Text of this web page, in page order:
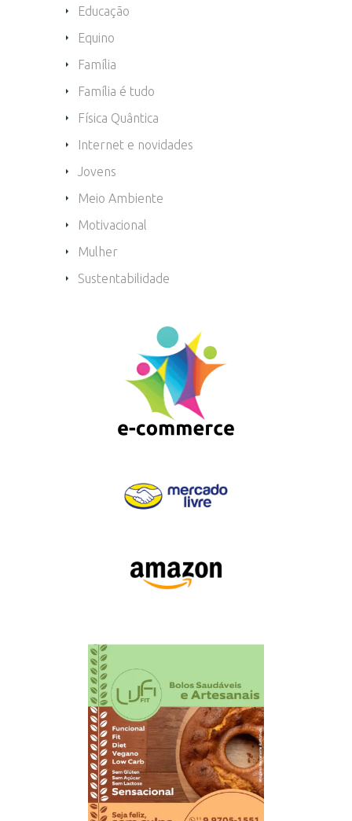
Educação
Equino
Família
Família é tudo
Física Quântica
Internet e novidades
Jovens
Meio Ambiente
Motivacional
Mulher
Sustentabilidade